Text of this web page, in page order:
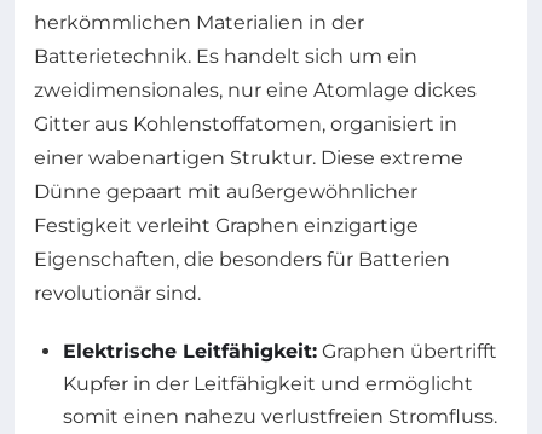
herkömmlichen Materialien in der
Batterietechnik. Es handelt sich um ein
zweidimensionales, nur eine Atomlage dickes
Gitter aus Kohlenstoffatomen, organisiert in
einer wabenartigen Struktur. Diese extreme
Dünne gepaart mit außergewöhnlicher
Festigkeit verleiht Graphen einzigartige
Eigenschaften, die besonders für Batterien
revolutionär sind.
Elektrische Leitfähigkeit: Graphen übertrifft
Kupfer in der Leitfähigkeit und ermöglicht
somit einen nahezu verlustfreien Stromfluss.